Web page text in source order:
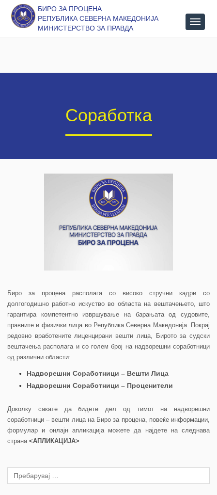
БИРО ЗА ПРОЦЕНА
РЕПУБЛИКА СЕВЕРНА МАКЕДОНИЈА
МИНИСТЕРСТВО ЗА ПРАВДА
Соработка
Биро за процена располага со високо стручни кадри со
долгогодишно работно искуство во областа на вештачењето, што
гарантира компетентно извршување на барањата од судовите,
правните и физички лица во Република Северна Македонија. Покрај
редовно вработените лиценцирани вешти лица, Бирото за судски
вештачења располага и со голем број на надворешни соработници
од различни области:
Надворешни Соработници – Вешти Лица
Надворешни Соработници – Проценители
Доколку сакате да бидете дел од тимот на надворешни
соработници – вешти лица на Биро за процена, повеќе информации,
формулар и онлајн апликација можете да најдете на следнава
страна <АПЛИКАЦИЈА>